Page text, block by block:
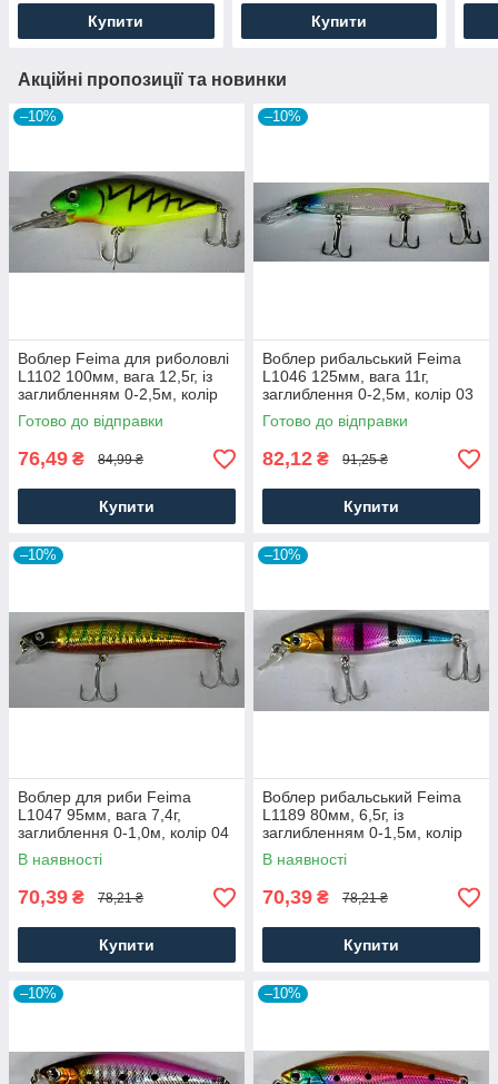
Купити Купити
Акційні пропозиції та новинки
–10%
Воблер Feima для риболовлі
L1102 100мм, вага 12,5г, із
заглибленням 0-2,5м, колір
06
Готово до відправки
76,49 ₴ 84,99 ₴
Купити
–10%
Воблер рибальський Feima
L1046 125мм, вага 11г,
заглиблення 0-2,5м, колір 03
Готово до відправки
82,12 ₴ 91,25 ₴
Купити
–10%
Воблер для риби Feima
L1047 95мм, вага 7,4г,
заглиблення 0-1,0м, колір 04
В наявності
70,39 ₴ 78,21 ₴
Купити
–10%
Воблер рибальський Feima
L1189 80мм, 6,5г, із
заглибленням 0-1,5м, колір
05
В наявності
70,39 ₴ 78,21 ₴
Купити
–10% –10%